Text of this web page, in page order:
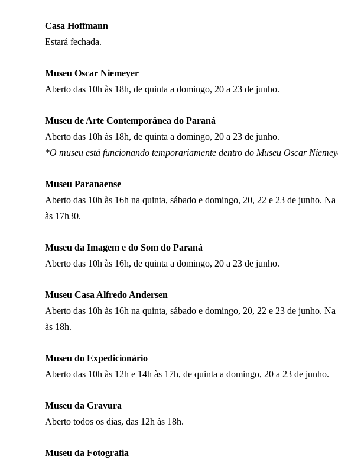
Casa Hoffmann
Estará fechada.
Museu Oscar Niemeyer
Aberto das 10h às 18h, de quinta a domingo, 20 a 23 de junho.
Museu de Arte Contemporânea do Paraná
Aberto das 10h às 18h, de quinta a domingo, 20 a 23 de junho.
*O museu está funcionando temporariamente dentro do Museu Oscar
Museu Paranaense
Aberto das 10h às 16h na quinta, sábado e domingo, 20, 22 e 23 de junho.
às 17h30.
Museu da Imagem e do Som do Paraná
Aberto das 10h às 16h, de quinta a domingo, 20 a 23 de junho.
Museu Casa Alfredo Andersen
Aberto das 10h às 16h na quinta, sábado e domingo, 20, 22 e 23 de junho.
às 18h.
Museu do Expedicionário
Aberto das 10h às 12h e 14h às 17h, de quinta a domingo, 20 a 23 de junho.
Museu da Gravura
Aberto todos os dias, das 12h às 18h.
Museu da Fotografia